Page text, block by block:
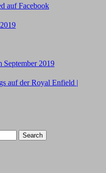
auf Facebook
September 2019
auf der Royal Enfield |
Search